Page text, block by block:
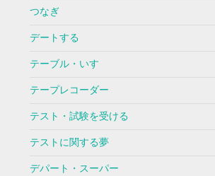
つなぎ
デートする
テーブル・いす
テープレコーダー
テスト・試験を受ける
テストに関する夢
デパート・スーパー